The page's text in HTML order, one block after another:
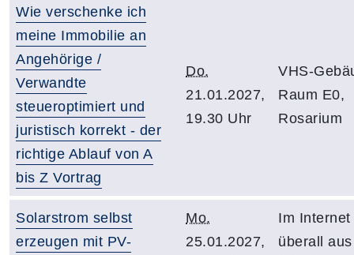
Wie verschenke ich
meine Immobilie an
Angehörige /
Verwandte
steueroptimiert und
juristisch korrekt - der
richtige Ablauf von A
bis Z Vortrag
Do.
21.01.2027,
19.30 Uhr
VHS-
Raum E0,
Rosarium
Solarstrom selbst
erzeugen mit PV-
Mo.
25.01.2027,
Im Internet
überall aus